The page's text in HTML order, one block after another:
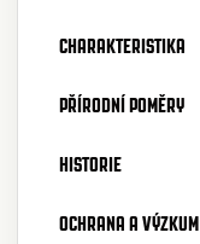
CHARAKTERISTIKA
PŘÍRODNÍ POMĚRY
HISTORIE
OCHRANA A VÝZKUM